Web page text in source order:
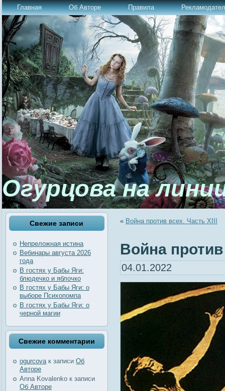
Главная Об Авторе Правила
Огурцова на
Свежие записи
Непреложная истина
Вебинары августа 2026
года
В гостях у Бабы Яги:
блюдечко и яблочко
В гостях у Бабы Яги: о
выборе Психопомпа
В гостях у Бабы Яги: о
черной магии
Свежие комментарии
ogurcovaк записи Об
Авторе
Anna Kovalenko к записи
Об Авторе
« Война против всех. Часть ХIII
Война
04.01.2022